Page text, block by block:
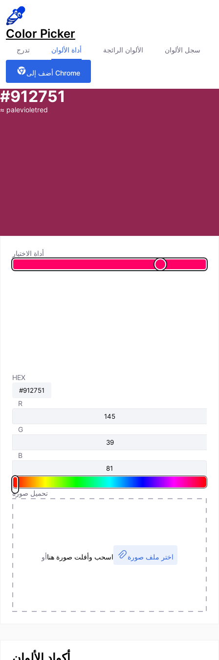
Color Picker
تدرج أداة الألوان الألوان الرائجة سجل الألوان
أضف إلى Chrome
#912751
≈ palevioletred
أداة الاختيار
HEX
R
G
B
تحميل صورة
اسحب وأفلت صورة هناأو اختر ملف صورة